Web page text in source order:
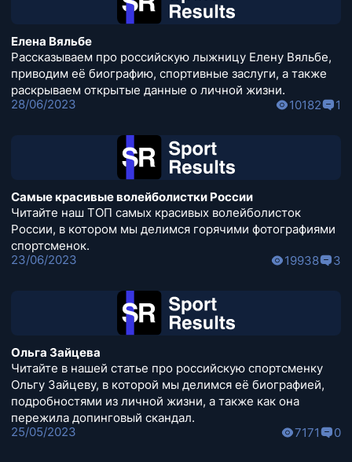
Елена Вяльбе
Рассказываем про российскую лыжницу Елену Вяльбе,
приводим её биографию, спортивные заслуги, а также
раскрываем открытые данные о личной жизни.
28/06/2023
10182 1
Самые красивые волейболистки России
Читайте наш ТОП самых красивых волейболисток
России, в котором мы делимся горячими фотографиями
спортсменок.
23/06/2023
19938 3
Ольга Зайцева
Читайте в нашей статье про российскую спортсменку
Ольгу Зайцеву, в которой мы делимся её биографией,
подробностями из личной жизни, а также как она
пережила допинговый скандал.
25/05/2023
7171 0